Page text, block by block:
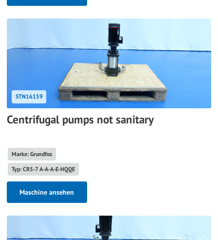
STN16159
Centrifugal pumps not sanitary
Marke: Grundfos
Typ: CR5-7 A-A-A-E-HQQE
Maschine ansehen